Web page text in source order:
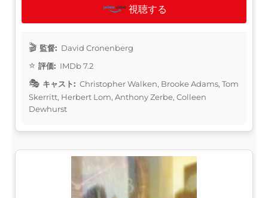
視聴する
監督: David Cronenberg
評価: IMDb 7.2
キャスト: Christopher Walken, Brooke Adams, Tom
Skerritt, Herbert Lom, Anthony Zerbe, Colleen
Dewhurst